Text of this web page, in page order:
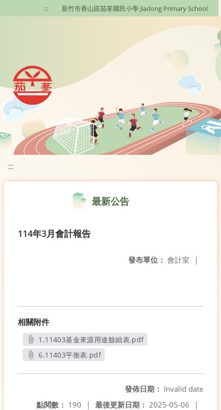
移至網頁之主要內容區位置
::: 新竹市香山區茄苳國民小學 Jiadong Primary School
:::
最新公告
114年3月會計報告
發布單位： 會計室 |
相關附件
1.11403基金來源用途餘絀表.pdf
另開新視窗
6.11403平衡表.pdf
發佈日期： Invalid date
最後更新日期： 2025-05-06 |
點閱數： 190 |